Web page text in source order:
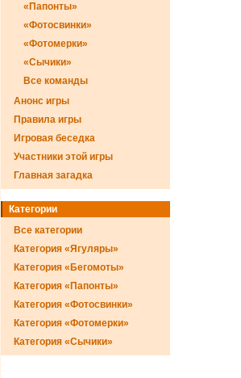
«Папонты»
«Фотосвинки»
«Фотомерки»
«Сычики»
Все команды
Анонс игры
Правила игры
Игровая беседка
Участники этой игры
Главная загадка
Категории
Все категории
Категория «Ягуляры»
Категория «Бегомоты»
Категория «Папонты»
Категория «Фотосвинки»
Категория «Фотомерки»
Категория «Сычики»